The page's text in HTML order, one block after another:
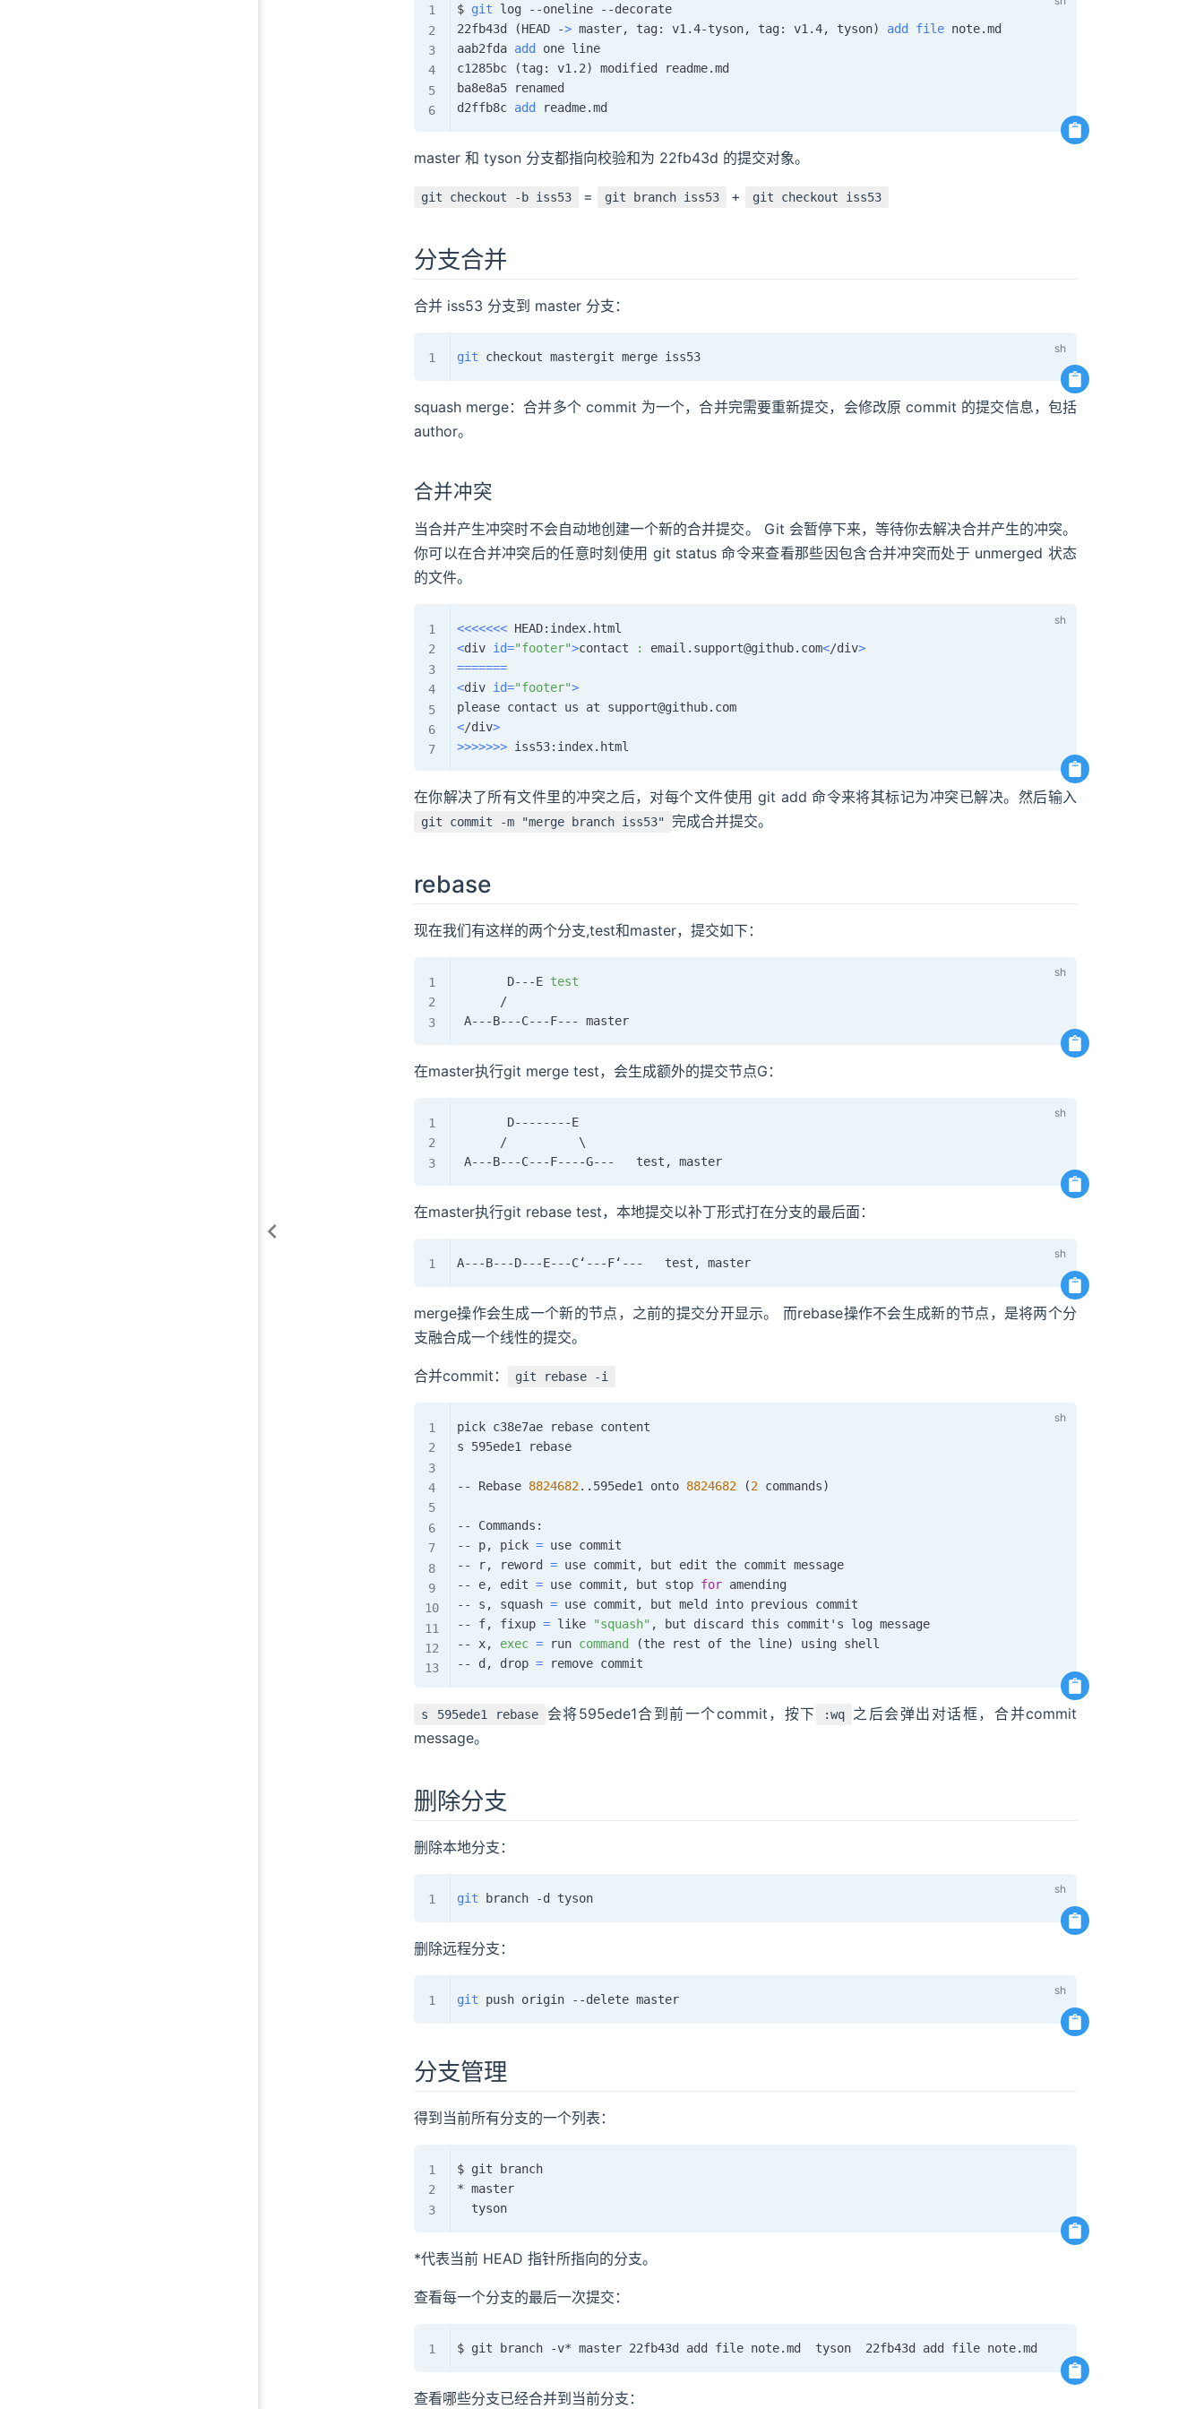
$ git log --oneline --decorate
22fb43d
(HEAD -> master, tag: v1.4-tyson, tag: v1.4, tyson) add file note.md
aab2fda add
one line
c1285bc
(tag: v1.2)
modified readme.md
ba8e8a5 renamed
d2ffb8c add
master 和 tyson 分支都指向校验和为 22fb43d 的提交对象。
git checkout -b iss53 = git branch iss53 + git checkout iss53
分支合并
合并 iss53 分支到 master 分支：
git
squash merge：合并多个 commit 为一个，合并完需要重新提交，会修改原 commit 的提交信息，包括
author。
合并冲突
当合并产生冲突时不会自动地创建一个新的合并提交。 Git 会暂停下来，等待你去解决合并产生的冲突。
你可以在合并冲突后的任意时刻使用 git status 命令来查看那些因包含合并冲突而处于 unmerged 状态
的文件。
<<<<<<<
<div id="footer">contact : email.support@github.com</div>
=======
<div id="footer">
</div>
>>>>>>>
在你解决了所有文件里的冲突之后，对每个文件使用 git add 命令来将其标记为冲突已解决。然后输入
git commit -m "merge branch iss53" 完成合并提交。
rebase
现在我们有这样的两个分支,test和master，提交如下：
       D---E
test
      /
在master执行git merge test，会生成额外的提交节点G：
       D--------E
      /
\
在master执行git rebase test，本地提交以补丁形式打在分支的最后面：
merge操作会生成一个新的节点，之前的提交分开显示。 而rebase操作不会生成新的节点，是将两个分
支融合成一个线性的提交。
合并commit： git rebase -i
pick c38e7ae rebase content
s 595ede1 rebase
-- Rebase 8824682.. 595ede1 onto 8824682 (2 commands)
-- Commands:
-- p, pick = use commit
-- r, reword = use commit, but edit the commit message
-- e, edit = use commit, but stop for amending
-- s, squash = use commit, but meld into previous commit
-- f, fixup = like "squash" , but discard this commit's log message
-- x, exec = run command (the rest of the line)
using shell
-- d, drop =
s 595ede1 rebase 会将595ede1合到前一个commit，按下 :wq
之后会弹出对话框，合并commit
message。
删除分支
删除本地分支：
git
删除远程分支：
git
分支管理
得到当前所有分支的一个列表：
$ git branch
* master
*代表当前 HEAD 指针所指向的分支。
查看每一个分支的最后一次提交：
查看哪些分支已经合并到当前分支：